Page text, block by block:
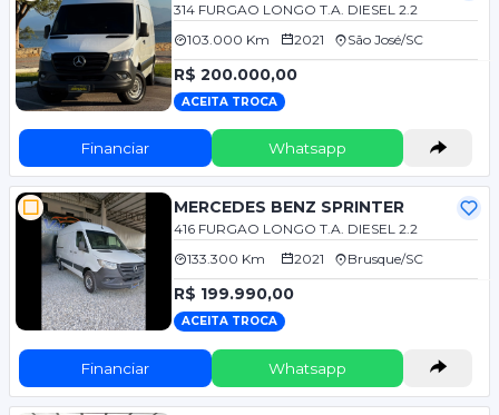
314 FURGAO LONGO T.A. DIESEL 2.2
103.000 Km
2021 São José/SC
R$ 200.000,00
ACEITA TROCA
Financiar Whatsapp
MERCEDES BENZ SPRINTER
416 FURGAO LONGO T.A. DIESEL 2.2
133.300 Km
2021 Brusque/SC
R$ 199.990,00
ACEITA TROCA
Financiar Whatsapp